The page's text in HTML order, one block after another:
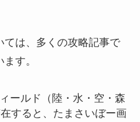
ては、多くの攻略記事で
す。
ールド（陸・水・空・森
すると、たまさいぼー画